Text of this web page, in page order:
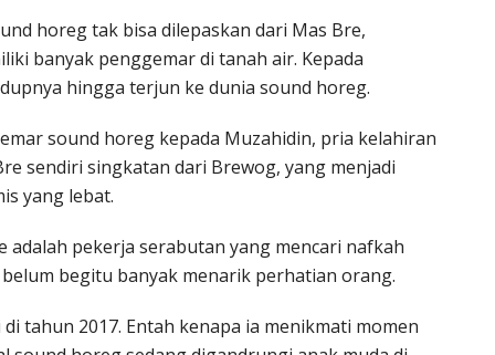
horeg tak bisa dilepaskan dari Mas Bre,
banyak penggemar di tanah air. Kepada
hingga terjun ke dunia sound horeg.
sound horeg kepada Muzahidin, pria kelahiran
sendiri singkatan dari Brewog, yang menjadi
yang lebat.
adalah pekerja serabutan yang mencari nafkah
begitu banyak menarik perhatian orang.
tahun 2017. Entah kenapa ia menikmati momen